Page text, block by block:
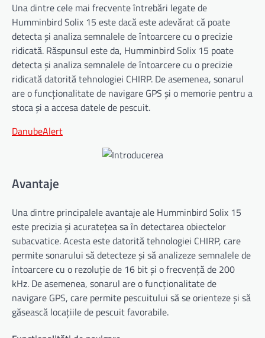
Una dintre cele mai frecvente întrebări legate de
Humminbird Solix 15 este dacă este adevărat că poate
detecta și analiza semnalele de întoarcere cu o precizie
ridicată. Răspunsul este da, Humminbird Solix 15 poate
detecta și analiza semnalele de întoarcere cu o precizie
ridicată datorită tehnologiei CHIRP. De asemenea, sonarul
are o funcționalitate de navigare GPS și o memorie pentru a
stoca și a accesa datele de pescuit.
DanubeAlert
Avantaje
Una dintre principalele avantaje ale Humminbird Solix 15
este precizia și acuratețea sa în detectarea obiectelor
subacvatice. Acesta este datorită tehnologiei CHIRP, care
permite sonarului să detecteze și să analizeze semnalele de
întoarcere cu o rezoluție de 16 bit și o frecvență de 200
kHz. De asemenea, sonarul are o funcționalitate de
navigare GPS, care permite pescuitului să se orienteze și să
găsească locațiile de pescuit favorabile.